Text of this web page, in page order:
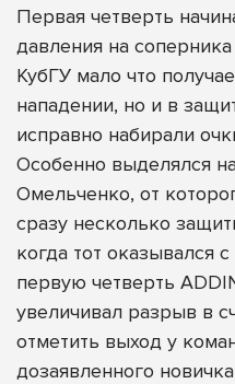
Первая четверть
давления на
КубГУ мало что
нападении, но и в
исправно набирали
Особенно выделялся
Омельченко, от
сразу несколько
когда тот оказывался
первую четверть
увеличивал разрыв в
отметить выход у
дозаявленного